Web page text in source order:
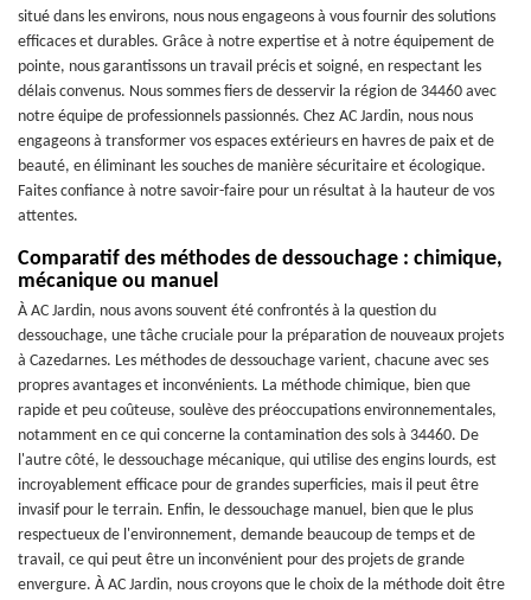
situé dans les environs, nous nous engageons à vous fournir des solutions
efficaces et durables. Grâce à notre expertise et à notre équipement de
pointe, nous garantissons un travail précis et soigné, en respectant les
délais convenus. Nous sommes fiers de desservir la région de 34460 avec
notre équipe de professionnels passionnés. Chez AC Jardin, nous nous
engageons à transformer vos espaces extérieurs en havres de paix et de
beauté, en éliminant les souches de manière sécuritaire et écologique.
Faites confiance à notre savoir-faire pour un résultat à la hauteur de vos
attentes.
Comparatif des méthodes de dessouchage : chimique,
mécanique ou manuel
À AC Jardin, nous avons souvent été confrontés à la question du
dessouchage, une tâche cruciale pour la préparation de nouveaux projets
à Cazedarnes. Les méthodes de dessouchage varient, chacune avec ses
propres avantages et inconvénients. La méthode chimique, bien que
rapide et peu coûteuse, soulève des préoccupations environnementales,
notamment en ce qui concerne la contamination des sols à 34460. De
l'autre côté, le dessouchage mécanique, qui utilise des engins lourds, est
incroyablement efficace pour de grandes superficies, mais il peut être
invasif pour le terrain. Enfin, le dessouchage manuel, bien que le plus
respectueux de l'environnement, demande beaucoup de temps et de
travail, ce qui peut être un inconvénient pour des projets de grande
envergure. À AC Jardin, nous croyons que le choix de la méthode doit être